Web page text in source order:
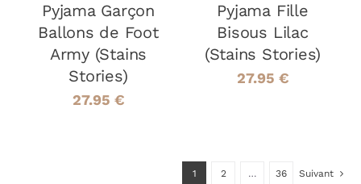
OPTIONS
PEUVENT
ÊTRE
CHOISIES
SUR
LA
Pyjama Garçon
Ballons de Foot
Army (Stains
Stories)
27.95 €
OPTIONS
PEUVENT
ÊTRE
CHOISIES
SUR
Pyjama Fille
Bisous Lilac
(Stains Stories)
27.95 €
1 2 … 36 Suivant